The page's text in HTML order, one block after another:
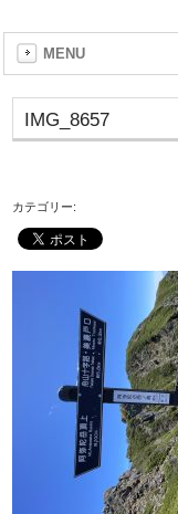
MENU
IMG_8657
カテゴリー: